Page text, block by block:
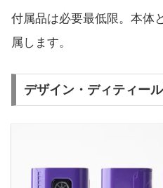
付属品は必要最低限。本体
属します。
デザイン・ディティール